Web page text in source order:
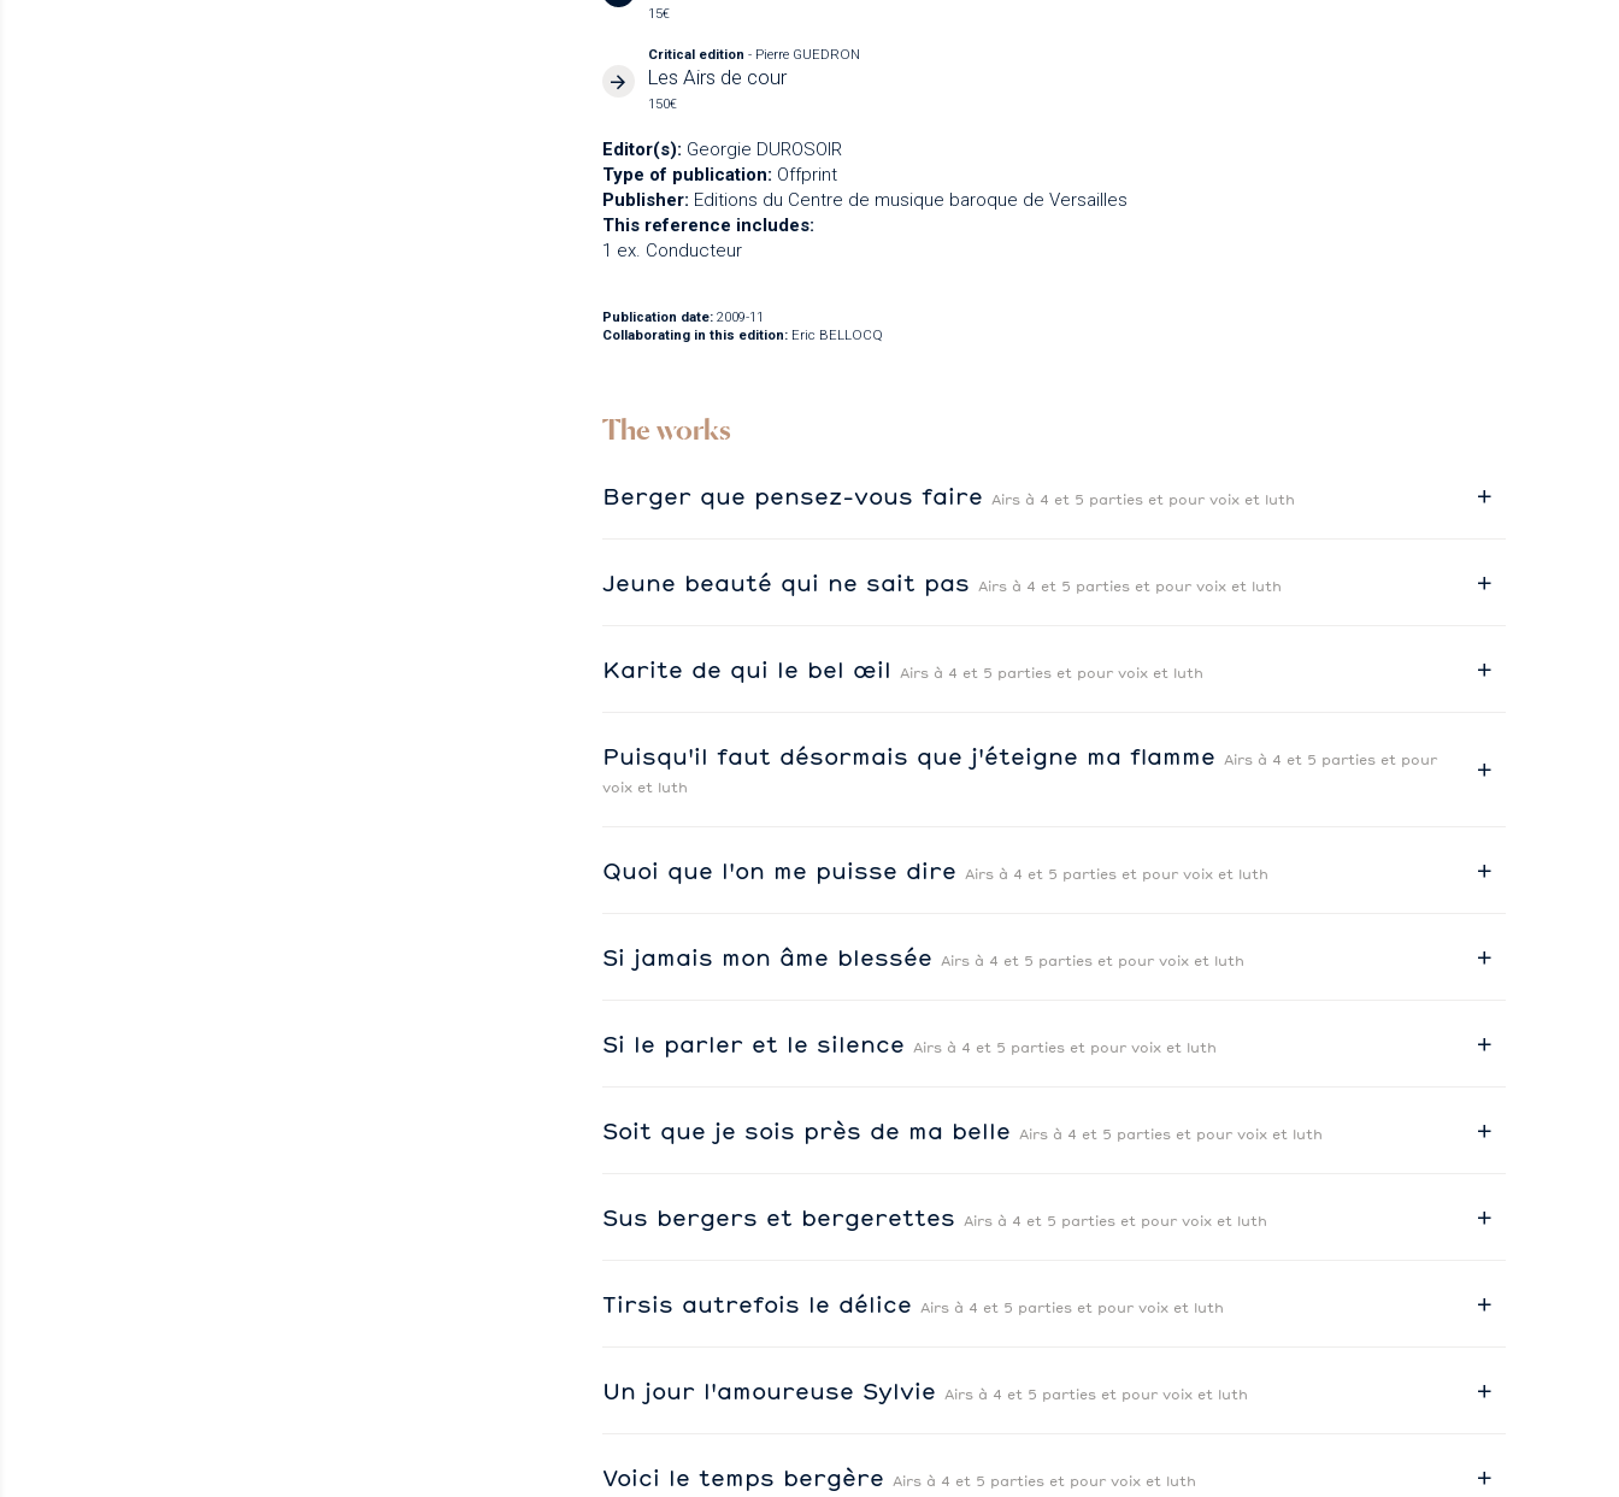
15€
Critical edition- Pierre GUEDRON
Les Airs de cour
150€
Editor(s): Georgie DUROSOIR
Type of publication: Offprint
Publisher: Editions du Centre de musique baroque de Versailles
This reference includes:
1 ex. Conducteur
Publication date: 2009-11
Collaborating in this edition: Eric BELLOCQ
The works
Berger que pensez-vous faire Airs à 4 et 5 parties et pour voix et luth
Jeune beauté qui ne sait pas Airs à 4 et 5 parties et pour voix et luth
Karite de qui le bel œil Airs à 4 et 5 parties et pour voix et luth
Puisqu'il faut désormais que j'éteigne ma flamme Airs à 4 et 5 parties et pour
voix et luth
Quoi que l'on me puisse dire Airs à 4 et 5 parties et pour voix et luth
Si jamais mon âme blessée Airs à 4 et 5 parties et pour voix et luth
Si le parler et le silence Airs à 4 et 5 parties et pour voix et luth
Soit que je sois près de ma belle Airs à 4 et 5 parties et pour voix et luth
Sus bergers et bergerettes Airs à 4 et 5 parties et pour voix et luth
Tirsis autrefois le délice Airs à 4 et 5 parties et pour voix et luth
Un jour l'amoureuse Sylvie Airs à 4 et 5 parties et pour voix et luth
Voici le temps bergère Airs à 4 et 5 parties et pour voix et luth